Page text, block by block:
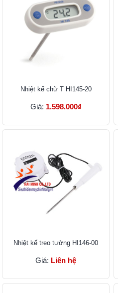
Nhiệt kế chữ T HI145-20
Giá: 1.598.000₫
Nhiệt kế treo tường HI146-00
Giá: Liên hệ